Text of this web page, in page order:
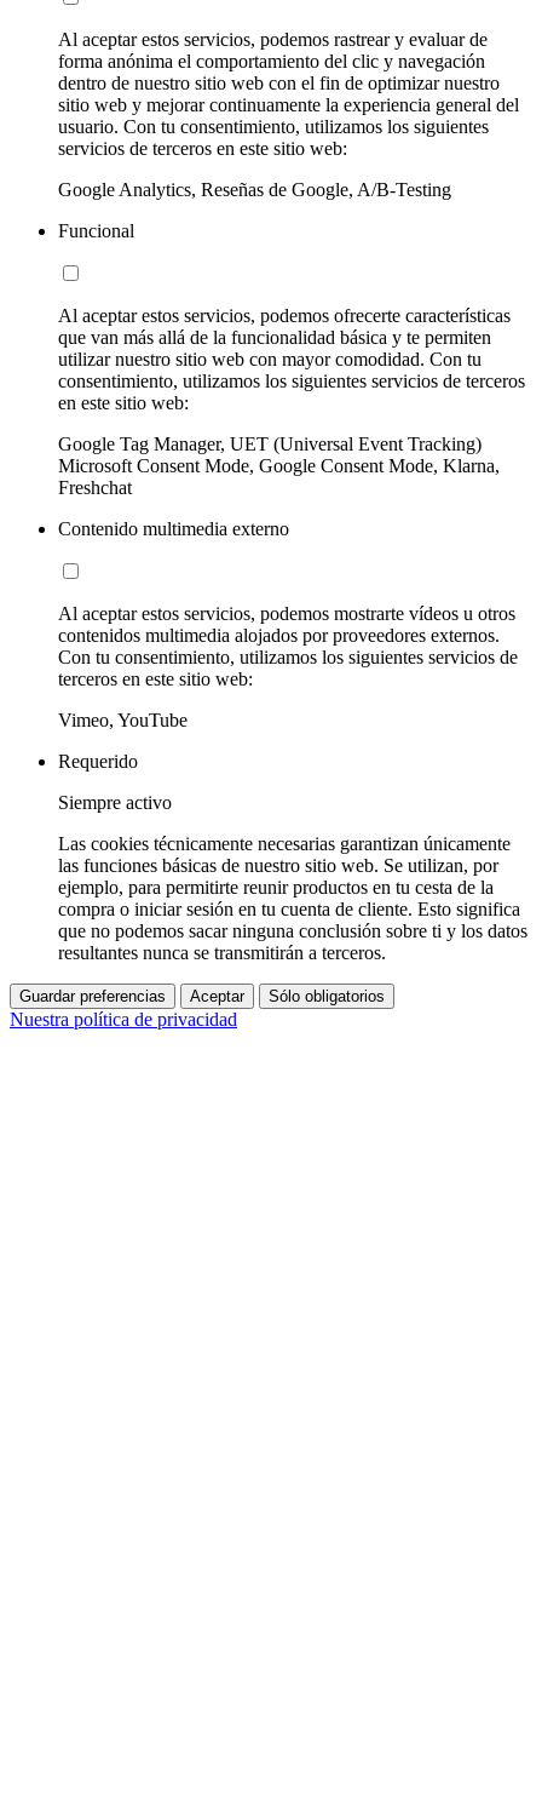
Al aceptar estos servicios, podemos rastrear y evaluar de
forma anónima el comportamiento del clic y navegación
dentro de nuestro sitio web con el fin de optimizar nuestro
sitio web y mejorar continuamente la experiencia general del
usuario. Con tu consentimiento, utilizamos los siguientes
servicios de terceros en este sitio web:
Google Analytics, Reseñas de Google, A/B-Testing
Funcional
Al aceptar estos servicios, podemos ofrecerte características
que van más allá de la funcionalidad básica y te permiten
utilizar nuestro sitio web con mayor comodidad. Con tu
consentimiento, utilizamos los siguientes servicios de terceros
en este sitio web:
Google Tag Manager, UET (Universal Event Tracking)
Microsoft Consent Mode, Google Consent Mode, Klarna,
Freshchat
Contenido multimedia externo
Al aceptar estos servicios, podemos mostrarte vídeos u otros
contenidos multimedia alojados por proveedores externos.
Con tu consentimiento, utilizamos los siguientes servicios de
terceros en este sitio web:
Vimeo, YouTube
Requerido
Siempre activo
Las cookies técnicamente necesarias garantizan únicamente
las funciones básicas de nuestro sitio web. Se utilizan, por
ejemplo, para permitirte reunir productos en tu cesta de la
compra o iniciar sesión en tu cuenta de cliente. Esto significa
que no podemos sacar ninguna conclusión sobre ti y los datos
resultantes nunca se transmitirán a terceros.
Guardar preferencias Aceptar Sólo obligatorios
Nuestra política de privacidad